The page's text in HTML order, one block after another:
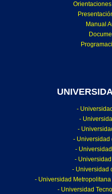
Manual
-
-
-
- Universidad
-
-
- Universidad
- Universidad
- Universidad